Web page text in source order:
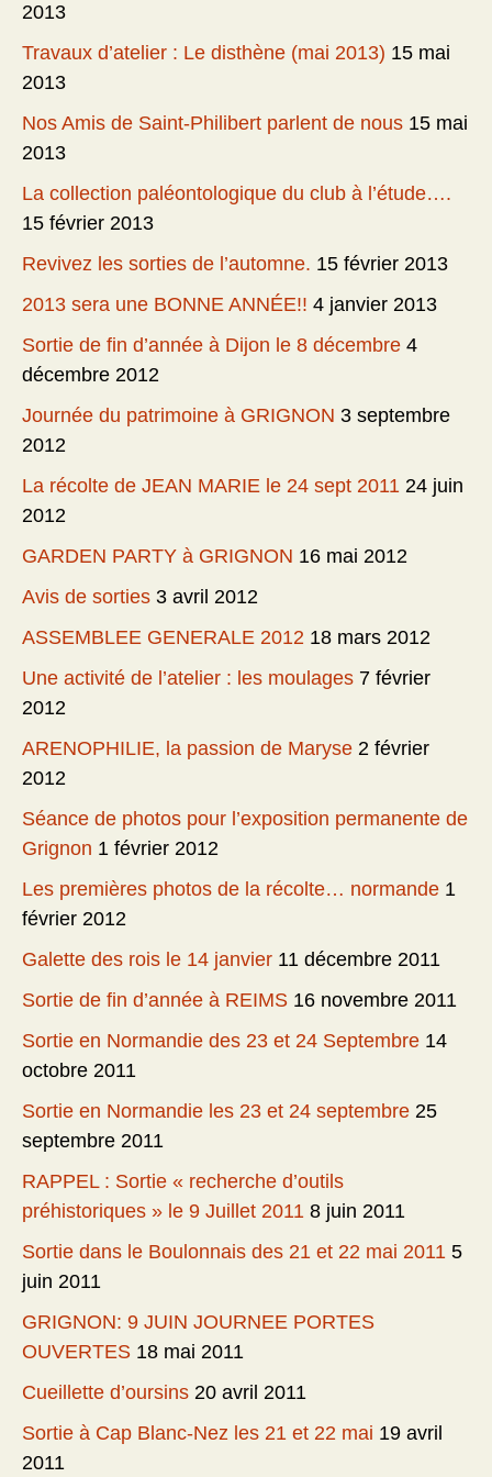
2013
Travaux d’atelier : Le disthène (mai 2013) 15 mai
2013
Nos Amis de Saint-Philibert parlent de nous 15 mai
2013
La collection paléontologique du club à l’étude….
15 février 2013
Revivez les sorties de l’automne. 15 février 2013
2013 sera une BONNE ANNÉE!! 4 janvier 2013
Sortie de fin d’année à Dijon le 8 décembre 4
décembre 2012
Journée du patrimoine à GRIGNON 3 septembre
2012
La récolte de JEAN MARIE le 24 sept 2011 24 juin
2012
GARDEN PARTY à GRIGNON 16 mai 2012
Avis de sorties 3 avril 2012
ASSEMBLEE GENERALE 2012 18 mars 2012
Une activité de l’atelier : les moulages 7 février
2012
ARENOPHILIE, la passion de Maryse 2 février
2012
Séance de photos pour l’exposition permanente de
Grignon 1 février 2012
Les premières photos de la récolte… normande 1
février 2012
Galette des rois le 14 janvier 11 décembre 2011
Sortie de fin d’année à REIMS 16 novembre 2011
Sortie en Normandie des 23 et 24 Septembre 14
octobre 2011
Sortie en Normandie les 23 et 24 septembre 25
septembre 2011
RAPPEL : Sortie « recherche d’outils
préhistoriques » le 9 Juillet 2011 8 juin 2011
Sortie dans le Boulonnais des 21 et 22 mai 2011 5
juin 2011
GRIGNON: 9 JUIN JOURNEE PORTES
OUVERTES 18 mai 2011
Cueillette d’oursins 20 avril 2011
Sortie à Cap Blanc-Nez les 21 et 22 mai 19 avril
2011